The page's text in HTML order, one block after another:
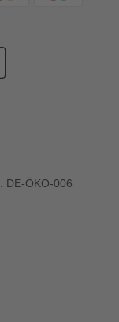
: DE-ÖKO-006